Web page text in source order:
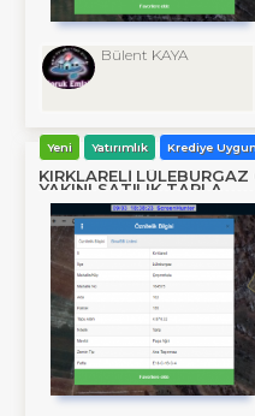
Bülent KAYA
Yeni Yatırımlık Krediye
KIRKLARELİ
YAKINI SATILIK TARLA